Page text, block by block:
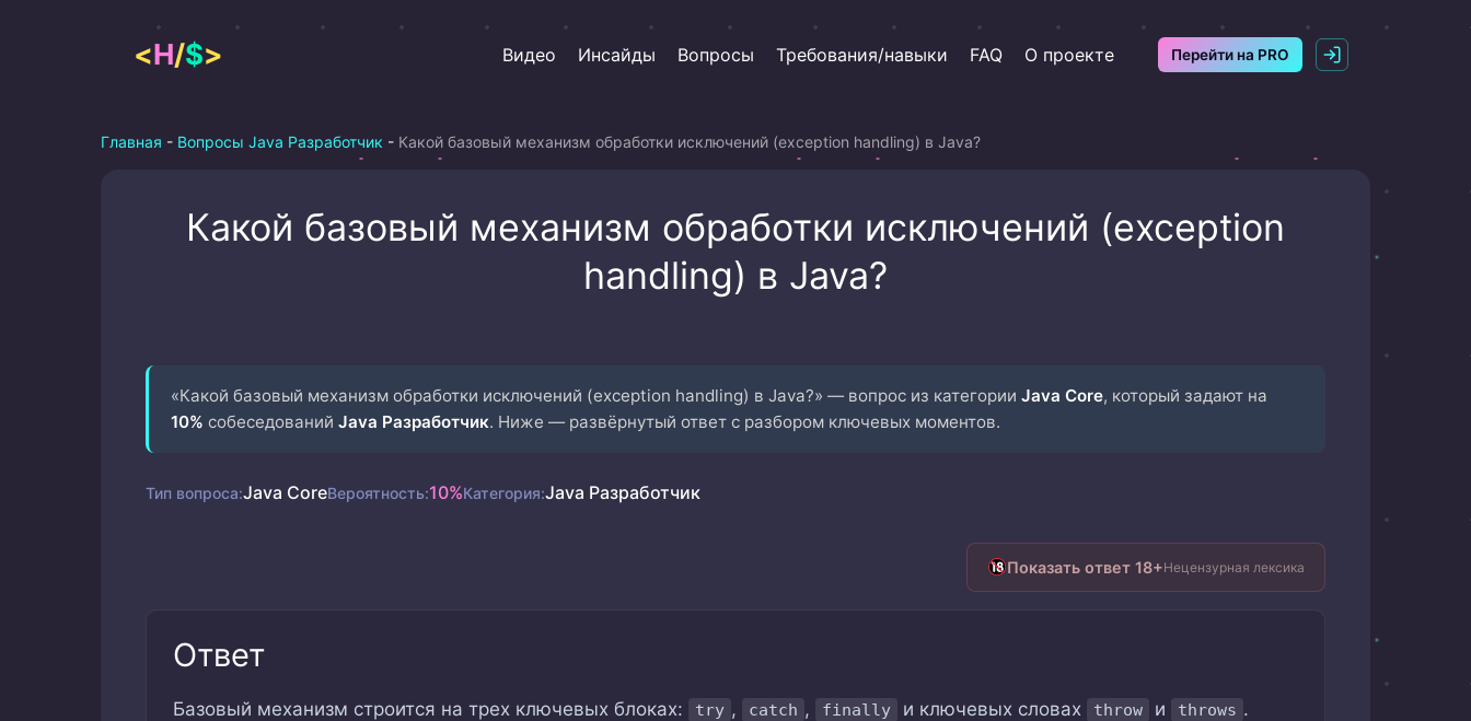
содержимому
<H/$> Видео Инсайды Вопросы Требования/навыки FAQ О проекте Перейти на PRO
Главная - Вопросы Java Разработчик - Какой базовый механизм обработки исключений (exception handling) в Java?
Какой базовый механизм обработки исключений (exception
handling) в Java?
«Какой базовый механизм обработки исключений (exception handling) в Java?» — вопрос из категории Java Core, который задают на
10% собеседований Java Разработчик. Ниже — развёрнутый ответ с разбором ключевых моментов.
Тип вопроса:Java CoreВероятность:10%Категория:Java Разработчик
Ответ
Базовый механизм строится на трех ключевых блоках: try , catch , finally и ключевых словах throw и throws .
Показать ответ 18+Нецензурная лексика